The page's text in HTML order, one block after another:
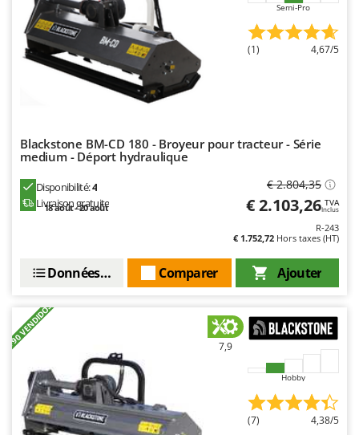
Santos
Sbaraglia
Schnitzer
Seven Italy
Simatech
Sirman
Skil
Snapper
Spice Electronics
Spring Protezione
Spyro
Stanley
Semi-Pro
(1) 4,67/5
Blackstone BM-CD 180 - Broyeur pour tracteur - Série
medium - Déport hydraulique
Disponibilité:4
Livraison gratuite
18 août - 20 août
€ 2.804,35
€ 2.103,26 TVA
Inclus
R-243
€ 1.752,72 Hors taxes (HT)
Ajouter
Comparer
Données techniques
+90 VENDIDOS 7,9
Hobby
(7) 4,38/5